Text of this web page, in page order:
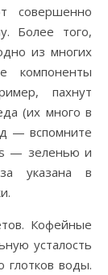
совершенно
Более того,
из многих
компоненты
пахнут
(их много в
— вспомните
— зеленью и
указана в
Кофейные
усталость
глотков воды.